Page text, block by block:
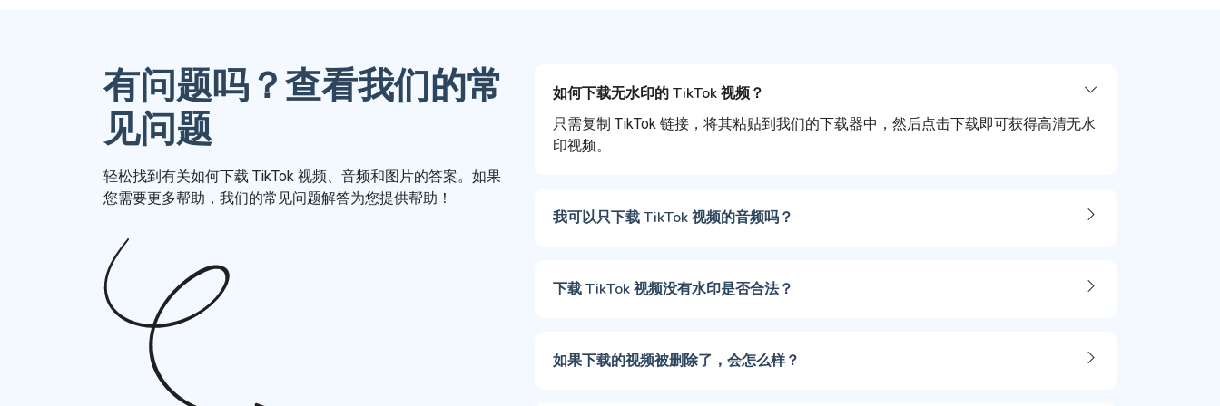
有问题吗？查看我们的常
见问题
轻松找到有关如何下载 TikTok 视频、音频和图片的答案。如果
您需要更多帮助，我们的常见问题解答为您提供帮助！
如何下载无水印的 TikTok 视频？
只需复制 TikTok 链接，将其粘贴到我们的下载器中，然后点击下载即可获得高清无水
印视频。
我可以只下载 TikTok 视频的音频吗？
下载 TikTok 视频没有水印是否合法？
如果下载的视频被删除了，会怎么样？